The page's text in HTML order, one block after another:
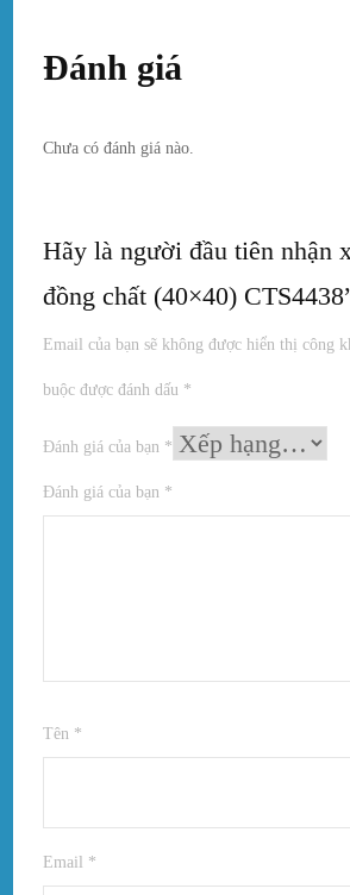
Đánh giá
Chưa có đánh giá nào.
Hãy là người đầu tiên nhận
đồng chất (40×40)
Email của bạn sẽ không được hiển thị công
buộc được đánh dấu *
Đánh giá của bạn *
Đánh giá của bạn *
Tên *
Email *